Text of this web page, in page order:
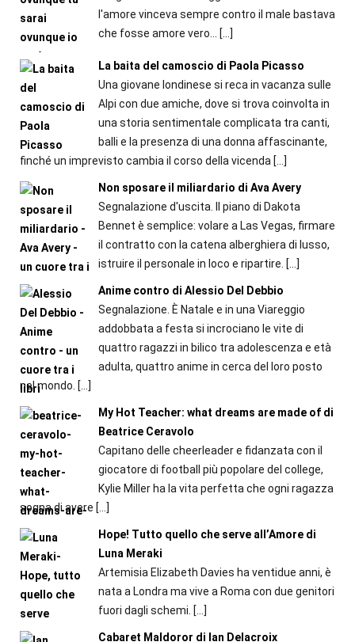
l'amore vinceva sempre contro il male bastava
che fosse amore vero... […]
La baita del camoscio di Paola Picasso
Una giovane londinese si reca in vacanza sulle
Alpi con due amiche, dove si trova coinvolta in
una storia sentimentale complicata tra canti,
balli e la presenza di una donna affascinante,
finché un imprevisto cambia il corso della vicenda […]
Non sposare il miliardario di Ava Avery
Segnalazione d'uscita. Il piano di Dakota
Bennet è semplice: volare a Las Vegas, firmare
il contratto con la catena alberghiera di lusso,
istruire il personale in loco e ripartire. […]
Anime contro di Alessio Del Debbio
Segnalazione. È Natale e in una Viareggio
addobbata a festa si incrociano le vite di
quattro ragazzi in bilico tra adolescenza e età
adulta, quattro anime in cerca del loro posto
nel mondo. […]
My Hot Teacher: what dreams are made of di
Beatrice Ceravolo
Capitano delle cheerleader e fidanzata con il
giocatore di football più popolare del college,
Kylie Miller ha la vita perfetta che ogni ragazza
sogna di avere […]
Hope! Tutto quello che serve all’Amore di
Luna Meraki
Artemisia Elizabeth Davies ha ventidue anni, è
nata a Londra ma vive a Roma con due genitori
fuori dagli schemi. […]
Cabaret Maldoror di Ian Delacroix